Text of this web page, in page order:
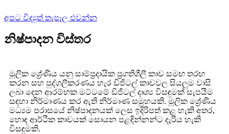
අපට විද්‍යුත් තැපෑල එවන්න
නිෂ්පාදන විස්තර
මූලික ශ්‍රේණිය යනු සාම්ප්‍රදායික ප්‍රගතිශීලී කාච සමඟ තරඟ
කරන සහ පුද්ගලීකරණය හැර ඩිජිටල් කාචවල සියලුම වාසි
ලබා දෙන ආරම්භක මට්ටමේ ඩිජිටල් දෘශ්‍ය විසඳුමක් සැපයීම
සඳහා නිර්මාණය කර ඇති නිර්මාණ සමූහයකි. මූලික ශ්‍රේණිය
මධ්‍යම පරාසයේ නිෂ්පාදනයක් ලෙස ඉදිරිපත් කළ හැකි අතර,
හොඳ ආර්ථික කාචයක් සොයන පළඳින්නන්ට දැරිය හැකි
විසඳුමකි.